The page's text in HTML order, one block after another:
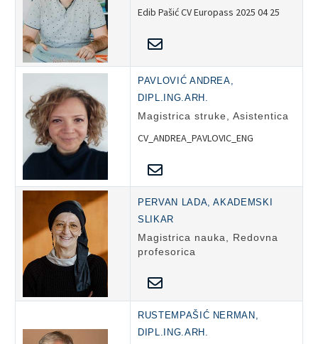
Edib Pašić CV Europass 2025 04 25
PAVLOVIĆ ANDREA,
DIPL.ING.ARH.
Magistrica struke, Asistentica
CV_ANDREA_PAVLOVIC_ENG
PERVAN LADA, AKADEMSKI
SLIKAR
Magistrica nauka, Redovna
profesorica
RUSTEMPAŠIĆ NERMAN,
DIPL.ING.ARH.